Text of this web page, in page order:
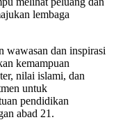
lembaga
wawasan dan inspirasi
kemampuan
nilai islami, dan
untuk
pendidikan
abad 21.